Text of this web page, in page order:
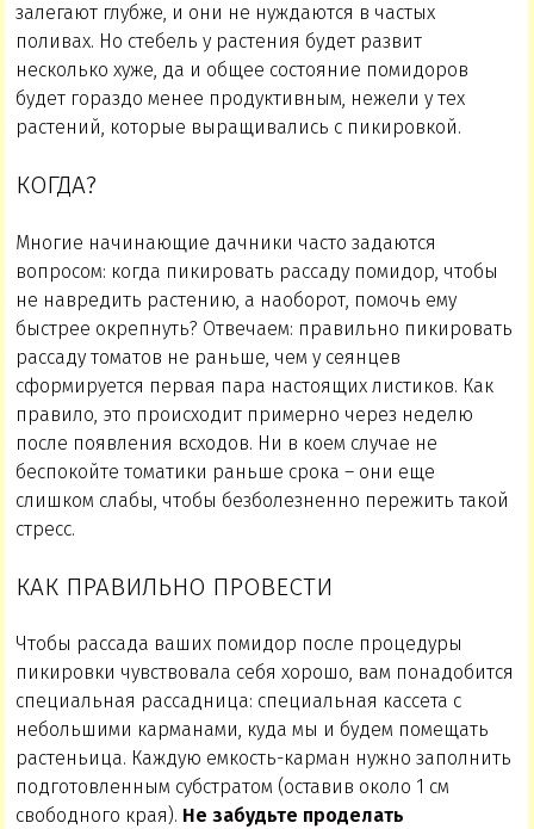
залегают глубже, и они не нуждаются в частых
поливах. Но стебель у растения будет развит
несколько хуже, да и общее состояние помидоров
будет гораздо менее продуктивным, нежели у тех
растений, которые выращивались с пикировкой.
КОГДА?
Многие начинающие дачники часто задаются
вопросом: когда пикировать рассаду помидор, чтобы
не навредить растению, а наоборот, помочь ему
быстрее окрепнуть? Отвечаем: правильно пикировать
рассаду томатов не раньше, чем у сеянцев
сформируется первая пара настоящих листиков. Как
правило, это происходит примерно через неделю
после появления всходов. Ни в коем случае не
беспокойте томатики раньше срока – они еще
слишком слабы, чтобы безболезненно пережить такой
стресс.
КАК ПРАВИЛЬНО ПРОВЕСТИ
Чтобы рассада ваших помидор после процедуры
пикировки чувствовала себя хорошо, вам понадобится
специальная рассадница: специальная кассета с
небольшими карманами, куда мы и будем помещать
растеньица. Каждую емкость-карман нужно заполнить
подготовленным субстратом (оставив около 1 см
свободного края). Не забудьте проделать